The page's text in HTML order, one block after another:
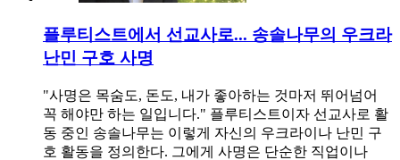
플루티스트에서 선교사로... 송솔나무의 우크라
난민 구호 사명
"사명은 목숨도, 돈도, 내가 좋아하는 것마저 뛰어넘어
꼭 해야만 하는 일입니다." 플루티스트이자 선교사로 활
동 중인 송솔나무는 이렇게 자신의 우크라이나 난민 구
호 활동을 정의한다. 그에게 사명은 단순한 직업이나